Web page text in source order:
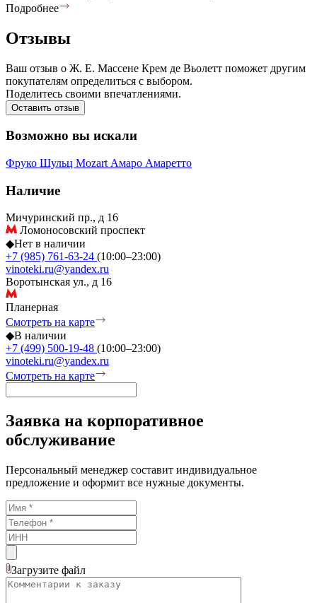
Подробнее
Отзывы
Ваш отзыв о Ж. Е. Массене Крем де Вьолетт поможет другим
покупателям определиться с выбором.
Поделитесь своими впечатлениями.
Оставить отзыв
Возможно вы искали
Фруко Шульц Mozart Амаро Амаретто
Наличие
Мичуринский пр., д 16
Ломоносовский проспект
◆Нет в наличии
+7 (985) 761-63-24 (10:00–23:00)
vinoteki.ru@yandex.ru
Воротынская ул., д 16
Планерная
Смотреть на карте
◆В наличии
+7 (499) 500-19-48 (10:00–23:00)
vinoteki.ru@yandex.ru
Смотреть на карте
Заявка на корпоративное
обслуживание
Персональный менеджер составит индивидуальное
предложение и оформит все нужные документы.
Загрузите файл